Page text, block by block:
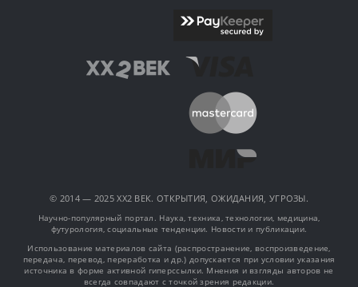
© 2014 — 2025 XX2 ВЕК. ОТКРЫТИЯ, ОЖИДАНИЯ, УГРОЗЫ.
Научно-популярный портал. Наука, техника, технологии, медицина,
футурология, социальные тенденции. Новости и публикации.
Использование материалов сайта (распространение, воспроизведение,
передача, перевод, переработка и др.) допускается при условии указания
источника в форме активной гиперссылки. Мнения и взгляды авторов не
всегда совпадают с точкой зрения редакции.